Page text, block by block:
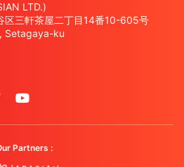
LTD.)
三軒茶屋二丁目14番10-605号
Setagaya-ku
Partners :